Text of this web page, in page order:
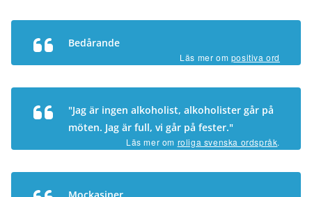
Bedårande
Läs mer om positiva ord
"Jag är ingen alkoholist, alkoholister går på
möten. Jag är full, vi går på fester."
Läs mer om roliga svenska ordspråk.